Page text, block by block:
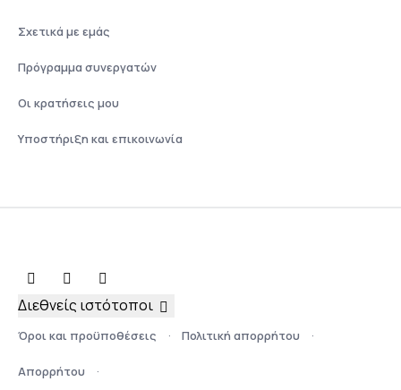
Σχετικά με εμάς
Πρόγραμμα συνεργατών
Οι κρατήσεις μου
Υποστήριξη και επικοινωνία
Όροι και προϋποθέσεις Πολιτική απορρήτου
Απορρήτου
Διεθνείς ιστότοποι